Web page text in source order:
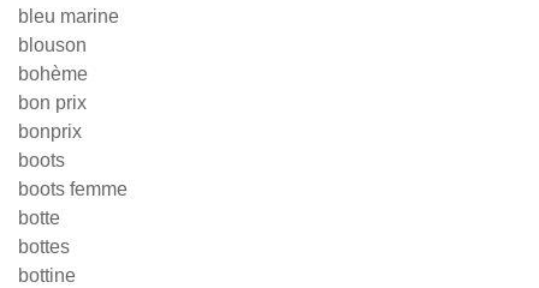
bleu marine
blouson
bohème
bon prix
bonprix
boots
boots femme
botte
bottes
bottine